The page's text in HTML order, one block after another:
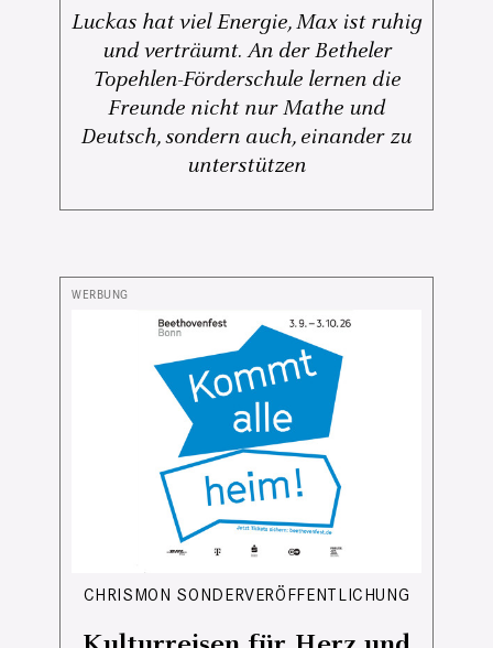
Luckas hat viel Energie, Max ist ruhig
und verträumt. An der Betheler
Topehlen-Förderschule lernen die
Freunde nicht nur Mathe und
Deutsch, sondern auch, einander zu
unterstützen
CHRISMON SONDERVERÖFFENTLICHUNG